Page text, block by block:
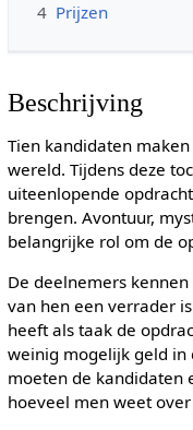
4 Prijzen
Beschrijving
Tien kandidaten
wereld. Tijdens deze
uiteenlopende
brengen. Avontuur,
belangrijke rol om de
De deelnemers
van hen een verrader
heeft als taak de
weinig mogelijk geld in
moeten de kandidaten
hoeveel men weet